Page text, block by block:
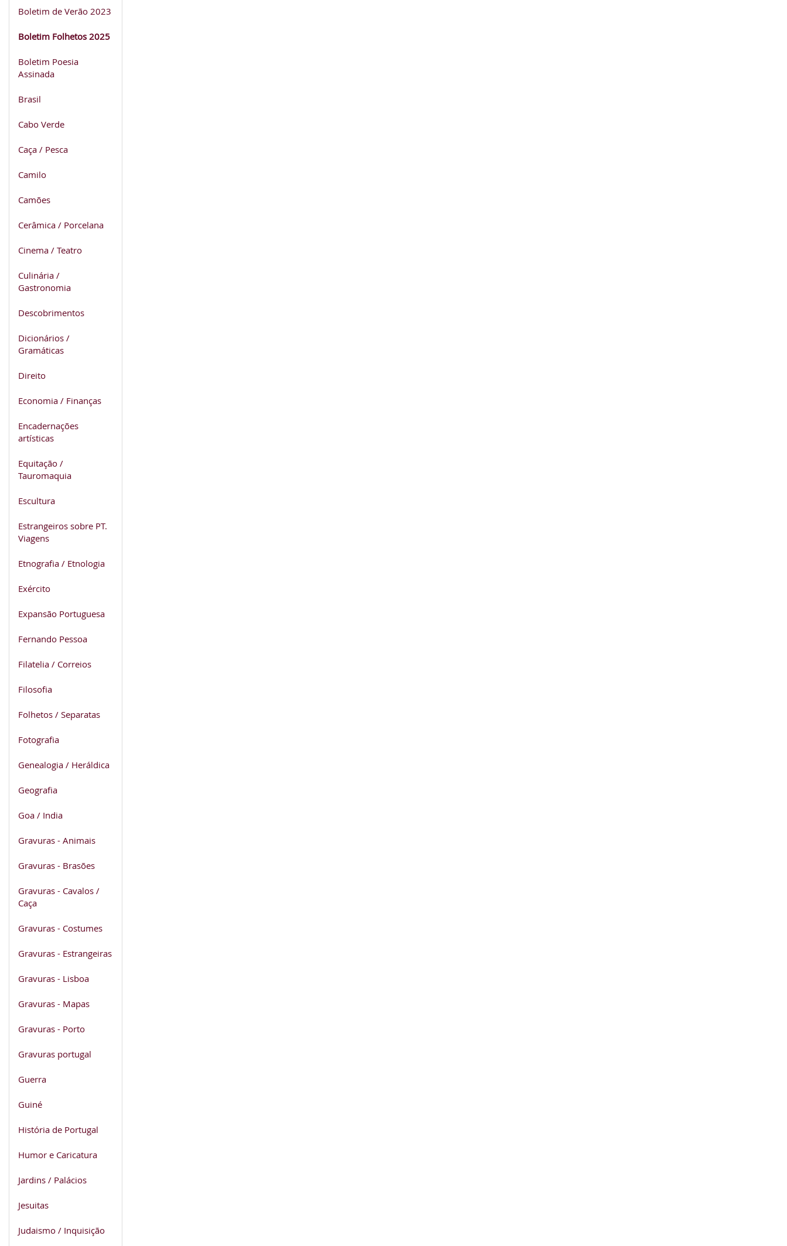
Boletim de Verão 2023
Boletim Folhetos 2025
Boletim Poesia
Assinada
Brasil
Cabo Verde
Caça / Pesca
Camilo
Camões
Cerâmica / Porcelana
Cinema / Teatro
Culinária /
Gastronomia
Descobrimentos
Dicionários /
Gramáticas
Direito
Economia / Finanças
Encadernações
artísticas
Equitação /
Tauromaquia
Escultura
Estrangeiros sobre PT.
Viagens
Etnografia / Etnologia
Exército
Expansão Portuguesa
Fernando Pessoa
Filatelia / Correios
Filosofia
Folhetos / Separatas
Fotografia
Genealogia / Heráldica
Geografia
Goa / India
Gravuras - Animais
Gravuras - Brasões
Gravuras - Cavalos /
Caça
Gravuras - Costumes
Gravuras - Estrangeiras
Gravuras - Lisboa
Gravuras - Mapas
Gravuras - Porto
Gravuras portugal
Guerra
Guiné
História de Portugal
Humor e Caricatura
Jardins / Palácios
Jesuitas
Judaismo / Inquisição